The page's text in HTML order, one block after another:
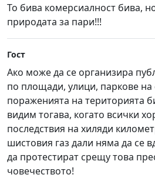
То бива комерсиалност бива,
природата за пари!!!
Гост
Ако може да се организира
по площади, улици, паркове
пораженията на територията
видим тогава, когато всички
последствия на хиляди
шистовия газ дали няма да се
да протестират срещу това
човечеството!